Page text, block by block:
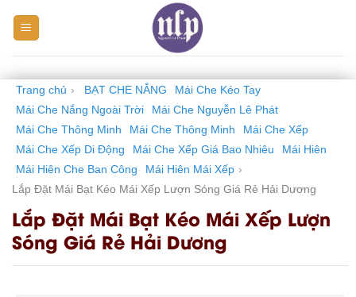
Trang chủ › BẠT CHE NẮNG
Mái Che Kéo Tay
Mái Che Nắng Ngoài Trời
Mái Che Nguyễn Lê Phát
Mái Che Thông Minh
Mái Che Thông Minh
Mái Che Xếp
Mái Che Xếp Di Động
Mái Che Xếp Giá Bao Nhiêu
Mái Hiên
Mái Hiên Che Ban Công
Mái Hiên Mái Xếp ›
Lắp Đặt Mái Bạt Kéo Mái Xếp Lượn Sóng Giá Rẻ Hải Dương
Lắp Đặt Mái Bạt Kéo Mái Xếp Lượn
Sóng Giá Rẻ Hải Dương